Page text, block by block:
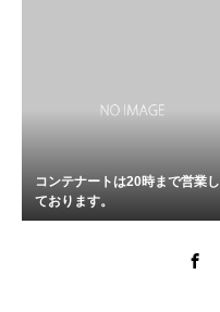
コンテナートは20時まで営業し
ております。